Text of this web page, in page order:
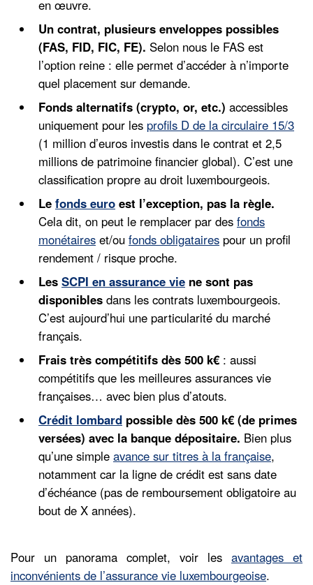
en œuvre.
Un contrat, plusieurs enveloppes possibles
(FAS, FID, FIC, FE). Selon nous le FAS est
l’option reine : elle permet d’accéder à n’importe
quel placement sur demande.
Fonds alternatifs (crypto, or, etc.) accessibles
uniquement pour les profils D de la circulaire 15/3
(1 million d’euros investis dans le contrat et 2,5
millions de patrimoine financier global). C’est une
classification propre au droit luxembourgeois.
Le fonds euro est l’exception, pas la règle.
Cela dit, on peut le remplacer par des fonds
monétaires et/ou fonds obligataires pour un profil
rendement / risque proche.
Les SCPI en assurance vie ne sont pas
disponibles dans les contrats luxembourgeois.
C’est aujourd’hui une particularité du marché
français.
Frais très compétitifs dès 500 k€ : aussi
compétitifs que les meilleures assurances vie
françaises… avec bien plus d’atouts.
Crédit lombard possible dès 500 k€ (de primes
versées) avec la banque dépositaire. Bien plus
qu’une simple avance sur titres à la française,
notamment car la ligne de crédit est sans date
d’échéance (pas de remboursement obligatoire au
bout de X années).
Pour un panorama complet, voir les avantages et
inconvénients de l’assurance vie luxembourgeoise.